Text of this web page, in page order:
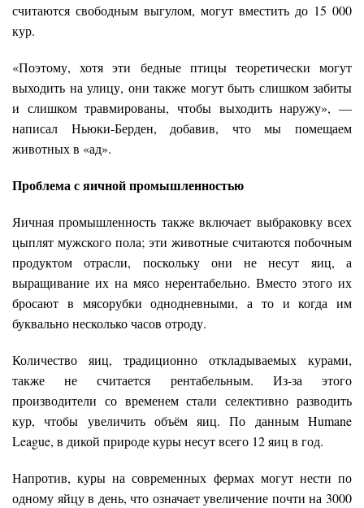
считаются свободным выгулом, могут вместить до 15 000
кур.
«Поэтому, хотя эти бедные птицы теоретически могут
выходить на улицу, они также могут быть слишком забиты
и слишком травмированы, чтобы выходить наружу», —
написал Ньюки-Берден, добавив, что мы помещаем
животных в «ад».
Проблема с яичной промышленностью
Яичная промышленность также включает выбраковку всех
цыплят мужского пола; эти животные считаются побочным
продуктом отрасли, поскольку они не несут яиц, а
выращивание их на мясо нерентабельно. Вместо этого их
бросают в мясорубки однодневными, а то и когда им
буквально несколько часов отроду.
Количество яиц, традиционно откладываемых курами,
также не считается рентабельным. Из-за этого
производители со временем стали селективно разводить
кур, чтобы увеличить объём яиц. По данным Humane
League, в дикой природе куры несут всего 12 яиц в год.
Напротив, куры на современных фермах могут нести по
одному яйцу в день, что означает увеличение почти на 3000